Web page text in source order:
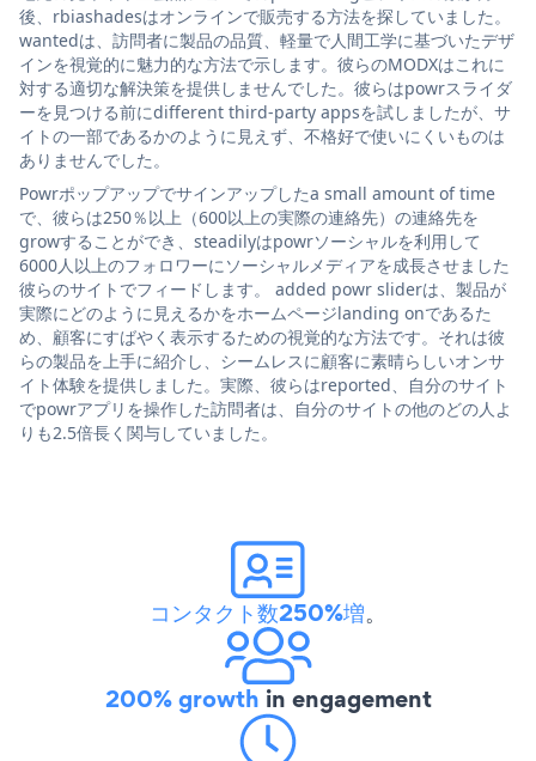
後、rbiashadesはオンラインで販売する方法を探していました。
wantedは、訪問者に製品の品質、軽量で人間工学に基づいたデザ
インを視覚的に魅力的な方法で示します。彼らのMODXはこれに
対する適切な解決策を提供しませんでした。彼らはpowrスライダ
ーを見つける前にdifferent third-party appsを試しましたが、サ
イトの一部であるかのように見えず、不格好で使いにくいものは
ありませんでした。
Powrポップアップでサインアップしたa small amount of time
で、彼らは250％以上（600以上の実際の連絡先）の連絡先を
growすることができ、steadilyはpowrソーシャルを利用して
6000人以上のフォロワーにソーシャルメディアを成長させました
彼らのサイトでフィードします。 added powr sliderは、製品が
実際にどのように見えるかをホームページlanding onであるた
め、顧客にすばやく表示するための視覚的な方法です。それは彼
らの製品を上手に紹介し、シームレスに顧客に素晴らしいオンサ
イト体験を提供しました。実際、彼らはreported、自分のサイト
でpowrアプリを操作した訪問者は、自分のサイトの他のどの人よ
りも2.5倍長く関与していました。
コンタクト数250%増。
200% growth in engagement